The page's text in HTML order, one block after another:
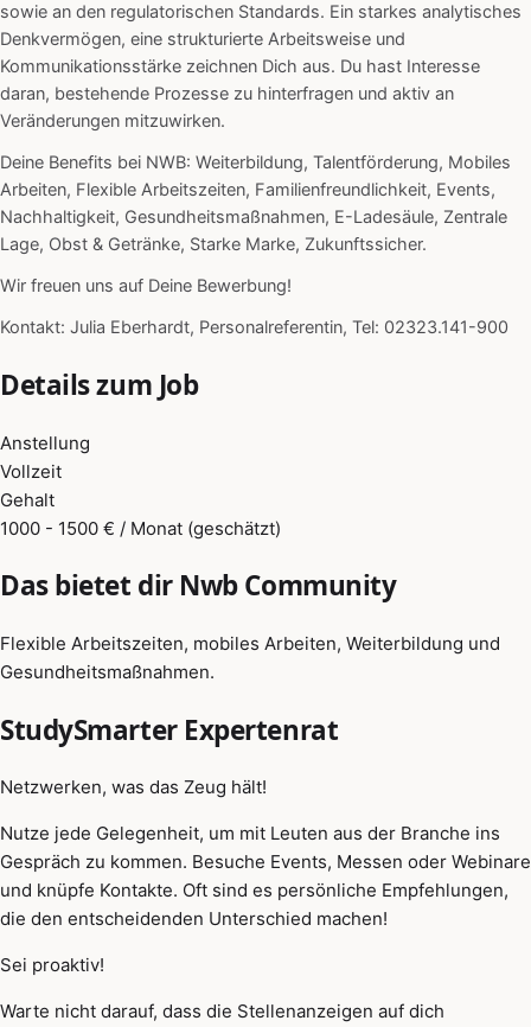
sowie an den regulatorischen Standards. Ein starkes analytisches
Denkvermögen, eine strukturierte Arbeitsweise und
Kommunikationsstärke zeichnen Dich aus. Du hast Interesse
daran, bestehende Prozesse zu hinterfragen und aktiv an
Veränderungen mitzuwirken.
Deine Benefits bei NWB: Weiterbildung, Talentförderung, Mobiles
Arbeiten, Flexible Arbeitszeiten, Familienfreundlichkeit, Events,
Nachhaltigkeit, Gesundheitsmaßnahmen, E-Ladesäule, Zentrale
Lage, Obst & Getränke, Starke Marke, Zukunftssicher.
Wir freuen uns auf Deine Bewerbung!
Kontakt: Julia Eberhardt, Personalreferentin, Tel: 02323.141-900
Details zum Job
Anstellung
Vollzeit
Gehalt
1000 - 1500 € / Monat (geschätzt)
Das bietet dir Nwb Community
Flexible Arbeitszeiten, mobiles Arbeiten, Weiterbildung und
Gesundheitsmaßnahmen.
StudySmarter Expertenrat
Netzwerken, was das Zeug hält!
Nutze jede Gelegenheit, um mit Leuten aus der Branche ins
Gespräch zu kommen. Besuche Events, Messen oder Webinare
und knüpfe Kontakte. Oft sind es persönliche Empfehlungen,
die den entscheidenden Unterschied machen!
Sei proaktiv!
Warte nicht darauf, dass die Stellenanzeigen auf dich